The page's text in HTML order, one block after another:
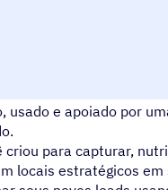
conteúdo de código
e apoiado por
para capturar,
locais estratégicos